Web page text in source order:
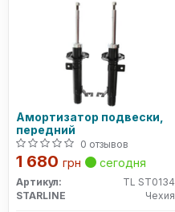
Амортизатор подвески,
передний
0 отзывов
1 680 грн сегодня
Артикул:
TL ST0134
STARLINE
Чехия